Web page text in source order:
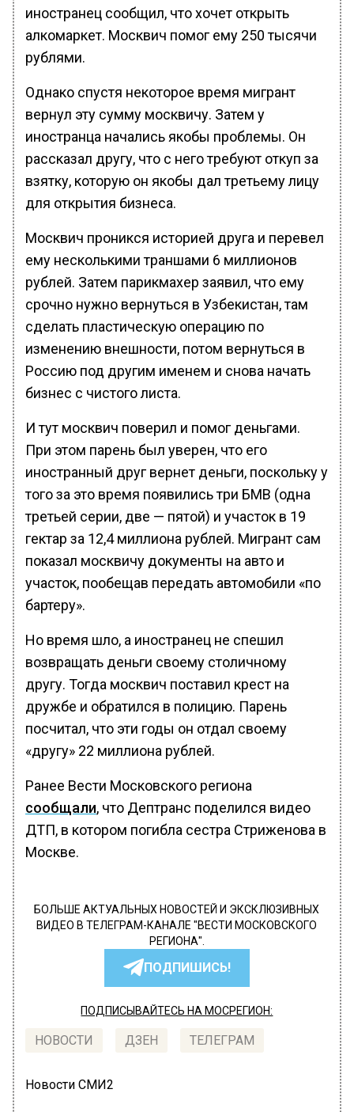
иностранец сообщил, что хочет открыть
алкомаркет. Москвич помог ему 250 тысячи
рублями.
Однако спустя некоторое время мигрант
вернул эту сумму москвичу. Затем у
иностранца начались якобы проблемы. Он
рассказал другу, что с него требуют откуп за
взятку, которую он якобы дал третьему лицу
для открытия бизнеса.
Москвич проникся историей друга и перевел
ему несколькими траншами 6 миллионов
рублей. Затем парикмахер заявил, что ему
срочно нужно вернуться в Узбекистан, там
сделать пластическую операцию по
изменению внешности, потом вернуться в
Россию под другим именем и снова начать
бизнес с чистого листа.
И тут москвич поверил и помог деньгами.
При этом парень был уверен, что его
иностранный друг вернет деньги, поскольку у
того за это время появились три БМВ (одна
третьей серии, две — пятой) и участок в 19
гектар за 12,4 миллиона рублей. Мигрант сам
показал москвичу документы на авто и
участок, пообещав передать автомобили «по
бартеру».
Но время шло, а иностранец не спешил
возвращать деньги своему столичному
другу. Тогда москвич поставил крест на
дружбе и обратился в полицию. Парень
посчитал, что эти годы он отдал своему
«другу» 22 миллиона рублей.
Ранее Вести Московского региона
сообщали, что Дептранс поделился видео
ДТП, в котором погибла сестра Стриженова в
Москве.
БОЛЬШЕ АКТУАЛЬНЫХ НОВОСТЕЙ И ЭКСКЛЮЗИВНЫХ
ВИДЕО В ТЕЛЕГРАМ-КАНАЛЕ "ВЕСТИ МОСКОВСКОГО
РЕГИОНА".
ПОДПИШИСЬ!
ПОДПИСЫВАЙТЕСЬ НА МОСРЕГИОН:
НОВОСТИ ДЗЕН ТЕЛЕГРАМ
Новости СМИ2